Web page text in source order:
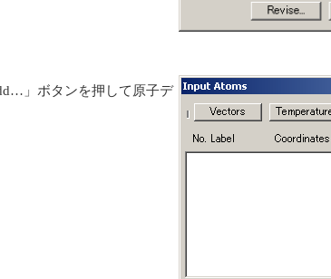
」ボタンを押して原子デ